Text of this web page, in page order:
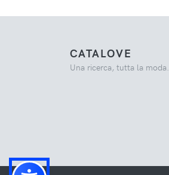
CATALOVE
Una ricerca, tutta la moda.